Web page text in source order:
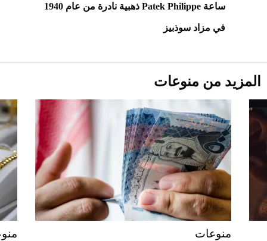
Aston Martin Valiant: على هوى الأبطال
ساعة Patek Philippe ذهبية نادرة من عام 1940
في مزاد سوذبيز
المزيد من منوعات
منوعات